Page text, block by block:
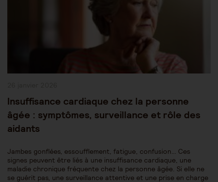
Insuffisance cardiaque chez la personne
âgée : symptômes, surveillance et rôle des
aidants
Jambes gonflées, essoufflement, fatigue, confusion… Ces
signes peuvent être liés à une insuffisance cardiaque, une
maladie chronique fréquente chez la personne âgée. Si elle ne
se guérit pas, une surveillance attentive et une prise en charge